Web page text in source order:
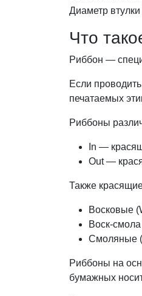
Диаметр
Что
Риббон —
Если
печатаемых
Риббоны
In —
Out —
Также
Восковые
Воск-
Смоляные
Риббоны на
бумажных